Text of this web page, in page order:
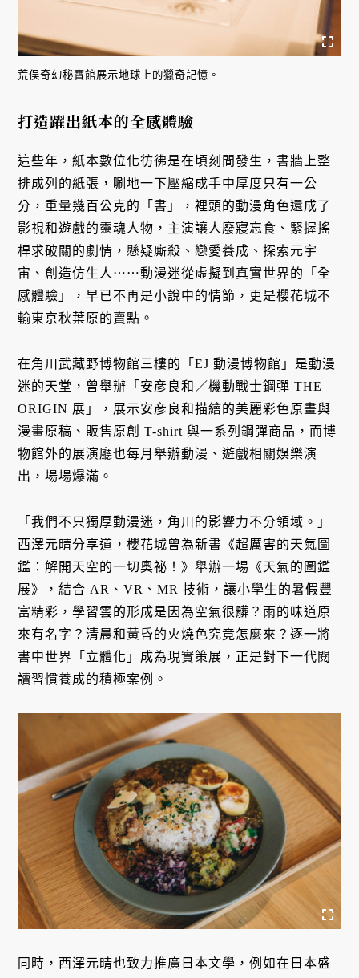
荒俣奇幻秘寶館展示地球上的獵奇記憶。
打造躍出紙本的全感體驗
這些年，紙本數位化彷彿是在頃刻間發生，書牆上整
排成列的紙張，唰地一下壓縮成手中厚度只有一公
分，重量幾百公克的「書」，裡頭的動漫角色還成了
影視和遊戲的靈魂人物，主演讓人廢寢忘食、緊握搖
桿求破關的劇情，懸疑廝殺、戀愛養成、探索元宇
宙、創造仿生人⋯⋯動漫迷從虛擬到真實世界的「全
感體驗」，早已不再是小說中的情節，更是櫻花城不
輸東京秋葉原的賣點。
在角川武藏野博物館三樓的「EJ 動漫博物館」是動漫
迷的天堂，曾舉辦「安彦良和／機動戰士鋼彈 THE
ORIGIN 展」，展示安彦良和描繪的美麗彩色原畫與
漫畫原稿、販售原創 T-shirt 與一系列鋼彈商品，而博
物館外的展演廳也每月舉辦動漫、遊戲相關娛樂演
出，場場爆滿。
「我們不只獨厚動漫迷，角川的影響力不分領域。」
西澤元晴分享道，櫻花城曾為新書《超厲害的天氣圖
鑑：解開天空的一切奧祕！》舉辦一場《天氣的圖鑑
展》，結合 AR、VR、MR 技術，讓小學生的暑假豐
富精彩，學習雲的形成是因為空氣很髒？雨的味道原
來有名字？清晨和黃昏的火燒色究竟怎麼來？逐一將
書中世界「立體化」成為現實策展，正是對下一代閱
讀習慣養成的積極案例。
同時，西澤元晴也致力推廣日本文學，例如在日本盛